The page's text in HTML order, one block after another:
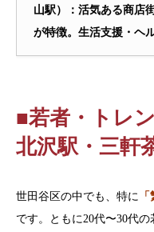
山駅）：活気ある商店
が特徴。生活支援・ヘ
■若者・トレ
北沢駅・三軒
世田谷区の中でも、特に
です。ともに20代〜30代